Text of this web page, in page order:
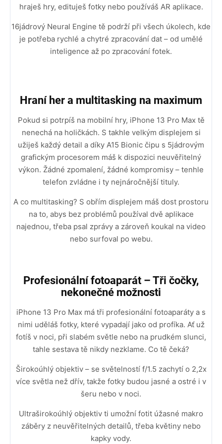
hraješ hry, edituješ fotky nebo používáš AR aplikace.
16jádrový Neural Engine tě podrží při všech úkolech, kde
je potřeba rychlé a chytré zpracování dat – od umělé
inteligence až po zpracování fotek.
Hraní her a multitasking na maximum
Pokud si potrpíš na mobilní hry, iPhone 13 Pro Max tě
nenechá na holičkách. S takhle velkým displejem si
užiješ každý detail a díky A15 Bionic čipu s 5jádrovým
grafickým procesorem máš k dispozici neuvěřitelný
výkon. Žádné zpomalení, žádné kompromisy – tenhle
telefon zvládne i ty nejnáročnější tituly.
A co multitasking? S obřím displejem máš dost prostoru
na to, abys bez problémů používal dvě aplikace
najednou, třeba psal zprávy a zároveň koukal na video
nebo surfoval po webu.
Profesionální fotoaparát – Tři čočky,
nekonečné možnosti
iPhone 13 Pro Max má tři profesionální fotoaparáty a s
nimi uděláš fotky, které vypadají jako od profíka. Ať už
fotíš v noci, při slabém světle nebo na prudkém slunci,
tahle sestava tě nikdy nezklame. Co tě čeká?
Širokoúhlý objektiv – se světelností f/1.5 zachytí o 2,2x
více světla než dřív, takže fotky budou jasné a ostré i v
šeru nebo v noci.
Ultraširokoúhlý objektiv ti umožní fotit úžasné makro
záběry z neuvěřitelných detailů, třeba květiny nebo
kapky vody.